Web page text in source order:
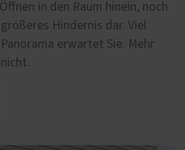
in den Raum hinein, noch
Hindernis dar. Viel
erwartet Sie. Mehr